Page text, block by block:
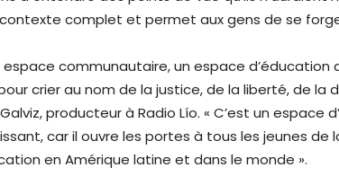
contexte complet et permet aux gens de se
espace communautaire, un espace d’éducation
crier au nom de la justice, de la liberté, de
producteur à Radio Lío. « C’est un espace
car il ouvre les portes à tous les jeunes de
en Amérique latine et dans le monde ».